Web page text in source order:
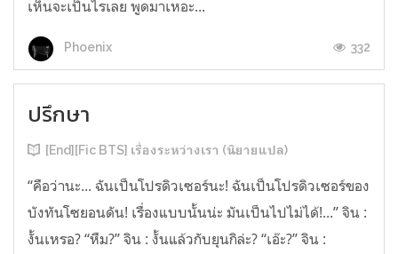
เห็นจะเป็นไรเลย พูดมาเหอะ...
Phoenix 332
ปรึกษา
[End][Fic BTS] เรื่องระหว่างเรา (นิยายแปล)
“คือว่านะ... ฉันเป็นโปรดิวเซอร์นะ! ฉันเป็นโปรดิวเซอร์ของ
บังทันโซยอนดัน! เรื่องแบบนั้นน่ะ มันเป็นไปไม่ได้!...” จิน :
งั้นเหรอ? “หืม?” จิน : งั้นแล้วกับยุนกิล่ะ? “เอ๊ะ?” จิน :